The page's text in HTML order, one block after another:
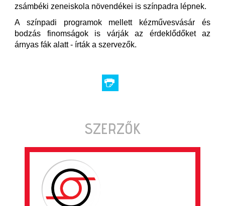
zsámbéki zeneiskola növendékei is színpadra lépnek.
A színpadi programok mellett kézművesvásár és
bodzás finomságok is várják az érdeklődőket az
árnyas fák alatt - írták a szervezők.
SZERZŐK